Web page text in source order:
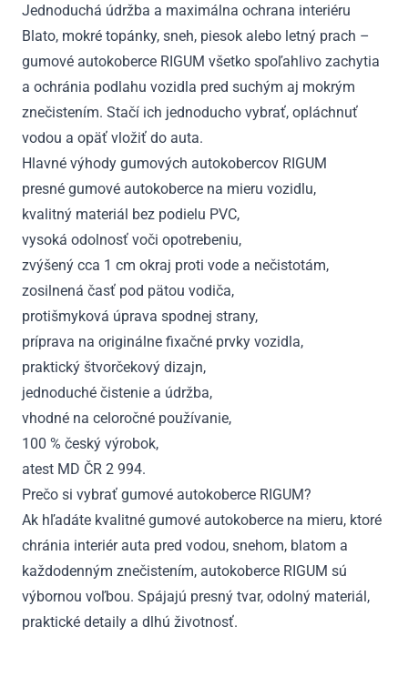
Jednoduchá údržba a maximálna ochrana interiéru
Blato, mokré topánky, sneh, piesok alebo letný prach –
gumové autokoberce RIGUM všetko spoľahlivo zachytia
a ochránia podlahu vozidla pred suchým aj mokrým
znečistením. Stačí ich jednoducho vybrať, opláchnuť
vodou a opäť vložiť do auta.
Hlavné výhody gumových autokobercov RIGUM
presné gumové autokoberce na mieru vozidlu,
kvalitný materiál bez podielu PVC,
vysoká odolnosť voči opotrebeniu,
zvýšený cca 1 cm okraj proti vode a nečistotám,
zosilnená časť pod pätou vodiča,
protišmyková úprava spodnej strany,
príprava na originálne fixačné prvky vozidla,
praktický štvorčekový dizajn,
jednoduché čistenie a údržba,
vhodné na celoročné používanie,
100 % český výrobok,
atest MD ČR 2 994.
Prečo si vybrať gumové autokoberce RIGUM?
Ak hľadáte kvalitné gumové autokoberce na mieru, ktoré
chránia interiér auta pred vodou, snehom, blatom a
každodenným znečistením, autokoberce RIGUM sú
výbornou voľbou. Spájajú presný tvar, odolný materiál,
praktické detaily a dlhú životnosť.